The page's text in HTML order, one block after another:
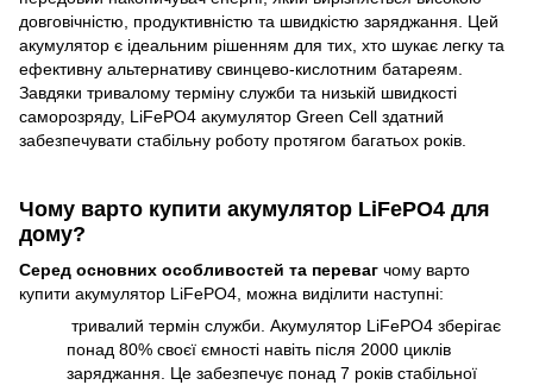
довговічністю, продуктивністю та швидкістю заряджання. Цей
акумулятор є ідеальним рішенням для тих, хто шукає легку та
ефективну альтернативу свинцево-кислотним батареям.
Завдяки тривалому терміну служби та низькій швидкості
саморозряду, LiFePO4 акумулятор Green Cell здатний
забезпечувати стабільну роботу протягом багатьох років.
Чому варто купити акумулятор LiFePO4 для
дому?
Серед основних особливостей та переваг чому варто
купити акумулятор LiFePO4, можна виділити наступні:
тривалий термін служби. Акумулятор LiFePO4 зберігає
понад 80% своєї ємності навіть після 2000 циклів
заряджання. Це забезпечує понад 7 років стабільної